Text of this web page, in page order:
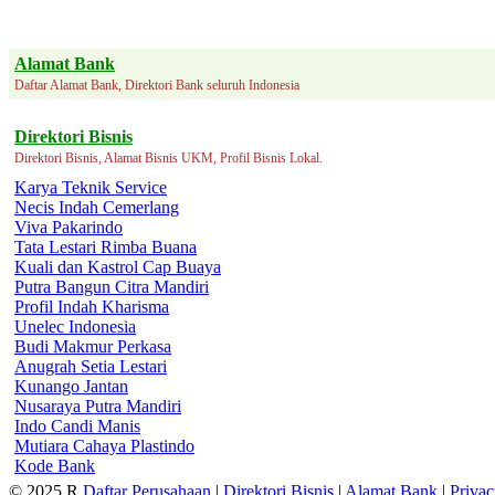
Alamat Bank
Daftar Alamat Bank, Direktori Bank seluruh Indonesia
Direktori Bisnis
Direktori Bisnis, Alamat Bisnis UKM, Profil Bisnis Lokal.
Karya Teknik Service
Necis Indah Cemerlang
Viva Pakarindo
Tata Lestari Rimba Buana
Kuali dan Kastrol Cap Buaya
Putra Bangun Citra Mandiri
Profil Indah Kharisma
Unelec Indonesia
Budi Makmur Perkasa
Anugrah Setia Lestari
Kunango Jantan
Nusaraya Putra Mandiri
Indo Candi Manis
Mutiara Cahaya Plastindo
Kode Bank
© 2025 R Daftar Perusahaan | Direktori Bisnis | Alamat Bank |